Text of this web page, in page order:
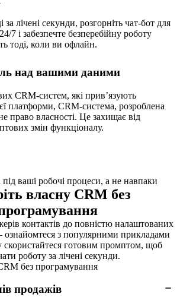
за лічені секунди, розгорніть чат-бот для
7 і забезпечте безперебійну роботу
тоді, коли ви офлайн.
над вашими даними
CRM-систем, які прив’язують
платформи, CRM-система, розроблена
право власності. Це захищає від
змін функціоналу.
власну CRM без
контактів до повністю налаштованих
ознайомтеся з популярними прикладами
скористайтеся готовим промптом, щоб
роботу за лічені секунди.
продажів